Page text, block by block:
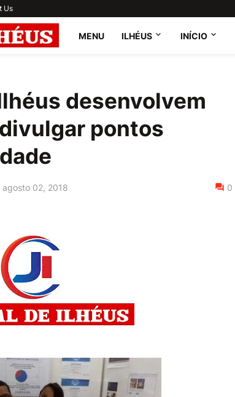
Us
MENU ILHÉUS INÍCIO
desenvolvem
pontos
agosto 02, 2018 0